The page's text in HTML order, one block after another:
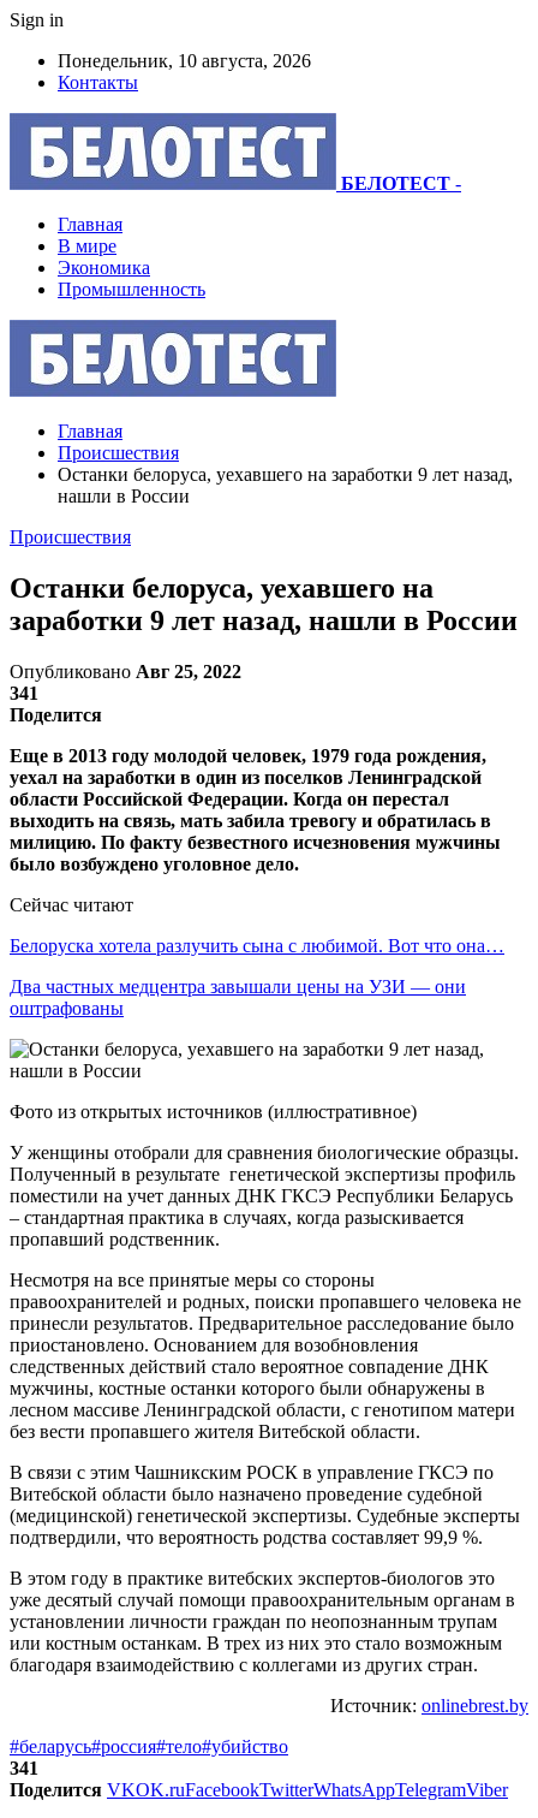
Sign in
Понедельник, 10 августа, 2026
Контакты
БЕЛОТЕСТ -
Главная
В мире
Экономика
Промышленность
Главная
Происшествия
Останки белоруса, уехавшего на заработки 9 лет назад,
нашли в России
Происшествия
Останки белоруса, уехавшего на
заработки 9 лет назад, нашли в России
Опубликовано Авг 25, 2022
341
Поделится
Еще в 2013 году молодой человек, 1979 года рождения,
уехал на заработки в один из поселков Ленинградской
области Российской Федерации. Когда он перестал
выходить на связь, мать забила тревогу и обратилась в
милицию. По факту безвестного исчезновения мужчины
было возбуждено уголовное дело.
Сейчас читают
Белоруска хотела разлучить сына с любимой. Вот что она…
Два частных медцентра завышали цены на УЗИ — они
оштрафованы
Фото из открытых источников (иллюстративное)
У женщины отобрали для сравнения биологические образцы.
Полученный в результате генетической экспертизы профиль
поместили на учет данных ДНК ГКСЭ Республики Беларусь
– стандартная практика в случаях, когда разыскивается
пропавший родственник.
Несмотря на все принятые меры со стороны
правоохранителей и родных, поиски пропавшего человека не
принесли результатов. Предварительное расследование было
приостановлено. Основанием для возобновления
следственных действий стало вероятное совпадение ДНК
мужчины, костные останки которого были обнаружены в
лесном массиве Ленинградской области, с генотипом матери
без вести пропавшего жителя Витебской области.
В связи с этим Чашникским РОСК в управление ГКСЭ по
Витебской области было назначено проведение судебной
(медицинской) генетической экспертизы. Судебные эксперты
подтвердили, что вероятность родства составляет 99,9 %.
В этом году в практике витебских экспертов-биологов это
уже десятый случай помощи правоохранительным органам в
установлении личности граждан по неопознанным трупам
или костным останкам. В трех из них это стало возможным
благодаря взаимодействию с коллегами из других стран.
Источник: onlinebrest.by
#беларусь#россия#тело#убийство
341
Поделится VKOK.ruFacebookTwitterWhatsAppTelegramViber